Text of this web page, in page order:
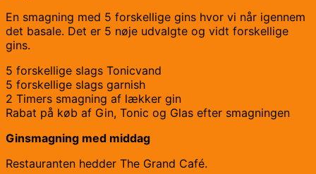
En smagning med 5 forskellige gins hvor vi når igennem
det basale. Det er 5 nøje udvalgte og vidt forskellige
gins.
5 forskellige slags Tonicvand
5 forskellige slags garnish
2 Timers smagning af lækker gin
Rabat på køb af Gin, Tonic og Glas efter smagningen
Ginsmagning med middag
Restauranten hedder The Grand Café.